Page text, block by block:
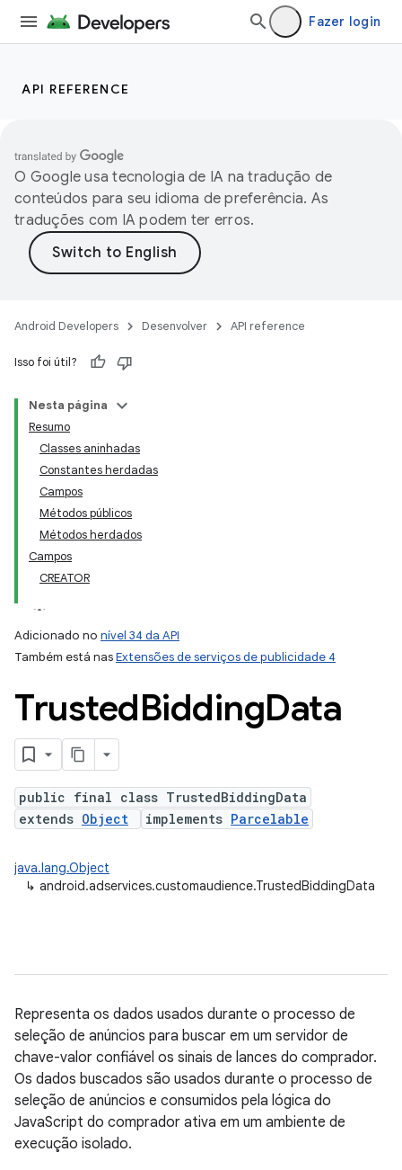
Fazer login
API REFERENCE
O Google usa tecnologia de IA na tradução de
conteúdos para seu idioma de preferência. As
traduções com IA podem ter erros.
Android Developers Desenvolver API reference
Isso foi útil?
Nesta página
Resumo
Classes aninhadas
Constantes herdadas
Campos
Métodos públicos
Métodos herdados
Campos
CREATOR
Adicionado no nível 34 da API
Também está nasExtensões de serviços de publicidade 4
TrustedBiddingData
public final class TrustedBiddingData
extends Object implements Parcelable
java.lang.Object
↳ android.adservices.customaudience.TrustedBiddingData
Representa os dados usados durante o processo de
seleção de anúncios para buscar em um servidor de
chave-valor confiável os sinais de lances do comprador.
Os dados buscados são usados durante o processo de
seleção de anúncios e consumidos pela lógica do
JavaScript do comprador ativa em um ambiente de
execução isolado.